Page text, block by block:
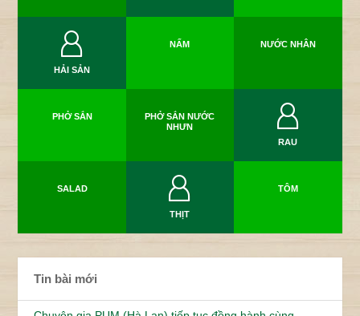
HẢI SẢN
NẤM NƯỚC NHÂN
PHỞ SẮN
PHỞ SẮN NƯỚC
NHƯN
RAU
SALAD
THỊT
TÔM
Tin bài mới